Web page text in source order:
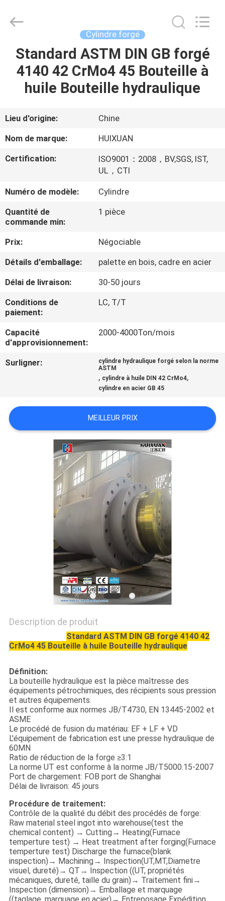
MAISON
PRODUITS
VIDÉOS
SUJET
DE
D'USINE
CONTRÔLE
DE
QUALITÉ
PLAN
DU
PRIVACY
POLICY
ENERGY
Reserved.
Cylindre forgé
Standard ASTM DIN GB forgé
4140 42 CrMo4 45 Bouteille à
huile Bouteille hydraulique
Lieu d'origine:
Chine
Nom de marque:
HUIXUAN
Certification:
ISO9001：2008，BV,SGS, IST,
UL，CTI
Numéro de modèle:
Cylindre
Quantité de
commande min:
1 pièce
Prix:
Négociable
Détails d'emballage:
palette en bois, cadre en acier
Délai de livraison:
30-50 jours
Conditions de
paiement:
LC, T/T
Capacité
d'approvisionnement:
2000-4000Ton/mois
Surligner:
cylindre hydraulique forgé selon la norme
ASTM
, cylindre à huile DIN 42 CrMo4,
cylindre en acier GB 45
MEILLEUR PRIX
Description de produit
Standard ASTM DIN GB forgé 4140 42
CrMo4 45 Bouteille à huile Bouteille hydraulique
Définition:
La bouteille hydraulique est la pièce maîtresse des
équipements pétrochimiques, des récipients sous pression
et autres équipements.
Il est conforme aux normes JB/T4730, EN 13445-2002 et
ASME
Le procédé de fusion du matériau: EF + LF + VD
L'équipement de fabrication est une presse hydraulique de
60MN
Ratio de réduction de la forge ≥3:1
La norme UT est conforme à la norme JB/T5000.15-2007
Port de chargement: FOB port de Shanghai
Délai de livraison: 45 jours
Procédure de traitement:
Contrôle de la qualité du débit des procédés de forge:
Raw material steel ingot into warehouse(test the
chemical content) → Cutting→ Heating(Furnace
temperture test) → Heat treatment after forging(Furnace
temperture test) Discharge the furnace(blank
inspection)→ Machining→ Inspection(UT,MT,Diametre
visuel, dureté)→ QT→ Inspection ((UT, propriétés
mécaniques, dureté, taille du grain)→ Traitement fini→
Inspection (dimension)→ Emballage et marquage